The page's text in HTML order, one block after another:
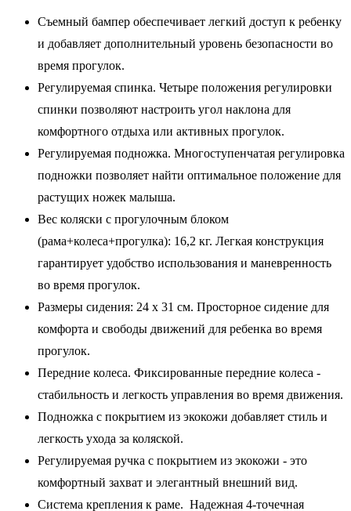
Съемный бампер обеспечивает легкий доступ к ребенку
и добавляет дополнительный уровень безопасности во
время прогулок.
Регулируемая спинка. Четыре положения регулировки
спинки позволяют настроить угол наклона для
комфортного отдыха или активных прогулок.
Регулируемая подножка. Многоступенчатая регулировка
подножки позволяет найти оптимальное положение для
растущих ножек малыша.
Вес коляски с прогулочным блоком
(рама+колеса+прогулка): 16,2 кг. Легкая конструкция
гарантирует удобство использования и маневренность
во время прогулок.
Размеры сидения: 24 х 31 см. Просторное сидение для
комфорта и свободы движений для ребенка во время
прогулок.
Передние колеса. Фиксированные передние колеса -
стабильность и легкость управления во время движения.
Подножка с покрытием из экокожи добавляет стиль и
легкость ухода за коляской.
Регулируемая ручка с покрытием из экокожи - это
комфортный захват и элегантный внешний вид.
Система крепления к раме. Надежная 4-точечная